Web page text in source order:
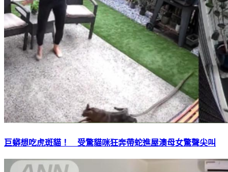
巨蟒想吃虎斑貓！ 受驚貓咪狂奔帶蛇進屋澳母女驚聲尖叫